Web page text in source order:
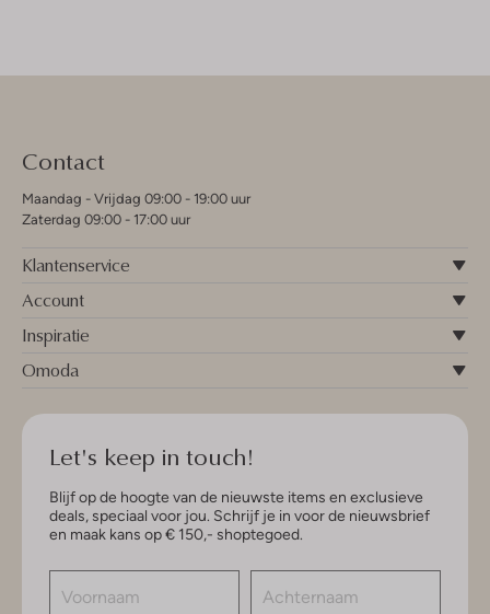
Contact
Maandag - Vrijdag 09:00 - 19:00 uur
Zaterdag 09:00 - 17:00 uur
Klantenservice
Account
Inspiratie
Omoda
Let's keep in touch!
Blijf op de hoogte van de nieuwste items en exclusieve
deals, speciaal voor jou. Schrijf je in voor de nieuwsbrief
en maak kans op € 150,- shoptegoed.